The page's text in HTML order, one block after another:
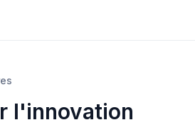
l'innovation